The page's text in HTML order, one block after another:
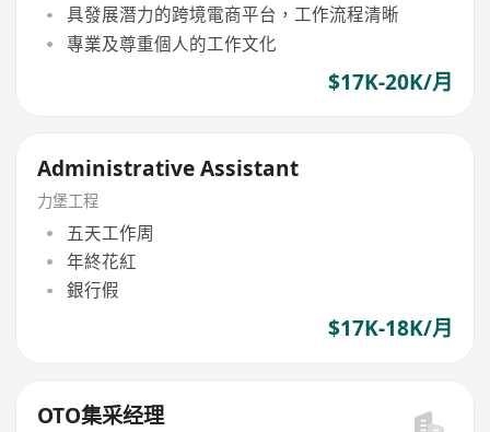
具發展潛力的跨境電商平台，工作流程清晰
專業及尊重個人的工作文化
$17K-20K/月
Administrative Assistant
力堡工程
五天工作周
年終花紅
銀行假
$17K-18K/月
OTO集采经理